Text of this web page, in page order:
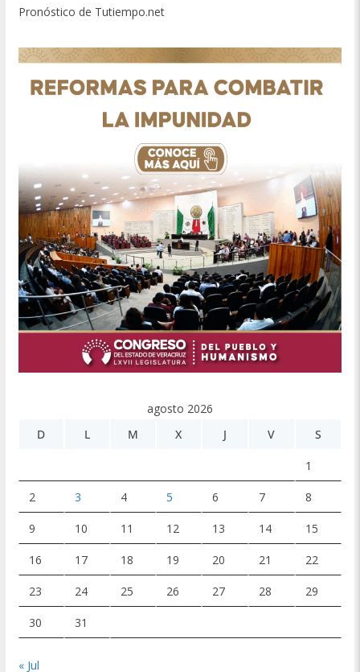
Pronóstico de Tutiempo.net
agosto 2026
D
L M X J V S
1
2 3 4 5 6 7 8
9 10 11 12 13 14 15
16 17 18 19 20 21 22
23 24 25 26 27 28 29
30 31
« Jul